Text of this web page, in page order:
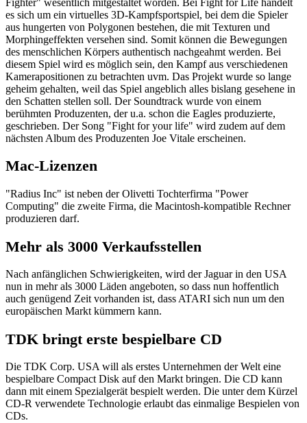
es sich um ein virtuelles 3D-Kampfsportspiel, bei dem die Spieler
aus hungerten von Polygonen bestehen, die mit Texturen und
Morphingeffekten versehen sind. Somit können die Bewegungen
des menschlichen Körpers authentisch nachgeahmt werden. Bei
diesem Spiel wird es möglich sein, den Kampf aus verschiedenen
Kamerapositionen zu betrachten uvm. Das Projekt wurde so lange
geheim gehalten, weil das Spiel angeblich alles bislang gesehene in
den Schatten stellen soll. Der Soundtrack wurde von einem
berühmten Produzenten, der u.a. schon die Eagles produzierte,
geschrieben. Der Song "Fight for your life" wird zudem auf dem
nächsten Album des Produzenten Joe Vitale erscheinen.
Mac-Lizenzen
"Radius Inc" ist neben der Olivetti Tochterfirma "Power
Computing" die zweite Firma, die Macintosh-kompatible Rechner
produzieren darf.
Mehr als 3000 Verkaufsstellen
Nach anfänglichen Schwierigkeiten, wird der Jaguar in den USA
nun in mehr als 3000 Läden angeboten, so dass nun hoffentlich
auch genügend Zeit vorhanden ist, dass ATARI sich nun um den
europäischen Markt kümmern kann.
TDK bringt erste bespielbare CD
Die TDK Corp. USA will als erstes Unternehmen der Welt eine
bespielbare Compact Disk auf den Markt bringen. Die CD kann
dann mit einem Spezialgerät bespielt werden. Die unter dem Kürzel
CD-R verwendete Technologie erlaubt das einmalige Bespielen von
CDs.